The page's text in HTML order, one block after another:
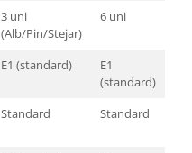
3 uni
(Alb/Pin/Stejar)
6 uni
E1 (standard)
E1
(standard)
Standard Standard